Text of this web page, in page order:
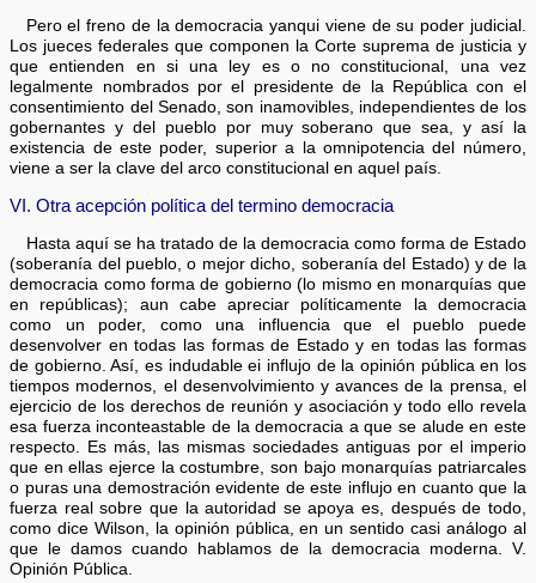
Pero el freno de la democracia yanqui viene de su poder judicial.
Los jueces federales que componen la Corte suprema de justicia y
que entienden en si una ley es o no constitucional, una vez
legalmente nombrados por el presidente de la República con el
consentimiento del Senado, son inamovibles, independientes de los
gobernantes y del pueblo por muy soberano que sea, y así la
existencia de este poder, superior a la omnipotencia del número,
viene a ser la clave del arco constitucional en aquel país.
VI. Otra acepción política del termino democracia
Hasta aquí se ha tratado de la democracia como forma de Estado
(soberanía del pueblo, o mejor dicho, soberanía del Estado) y de la
democracia como forma de gobierno (lo mismo en monarquías que
en repúblicas); aun cabe apreciar políticamente la democracia
como un poder, como una influencia que el pueblo puede
desenvolver en todas las formas de Estado y en todas las formas
de gobierno. Así, es indudable ei influjo de la opinión pública en los
tiempos modernos, el desenvolvimiento y avances de la prensa, el
ejercicio de los derechos de reunión y asociación y todo ello revela
esa fuerza inconteastable de la democracia a que se alude en este
respecto. Es más, las mismas sociedades antiguas por el imperio
que en ellas ejerce la costumbre, son bajo monarquías patriarcales
o puras una demostración evidente de este influjo en cuanto que la
fuerza real sobre que la autoridad se apoya es, después de todo,
como dice Wilson, la opinión pública, en un sentido casi análogo al
que le damos cuando hablamos de la democracia moderna. V.
Opinión Pública.